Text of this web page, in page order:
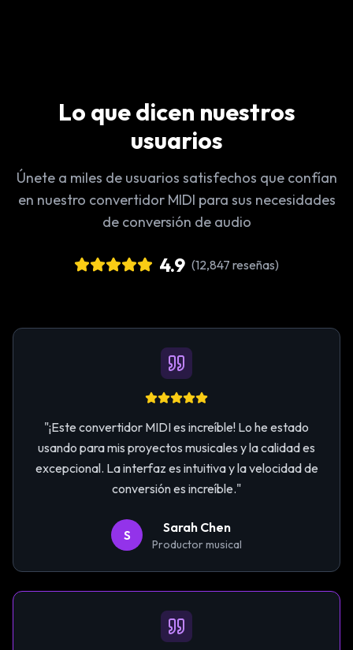
Lo que dicen nuestros
usuarios
Únete a miles de usuarios satisfechos que confían
en nuestro convertidor MIDI para sus necesidades
de conversión de audio
4.9 (12,847 reseñas)
"¡Este convertidor MIDI es increíble! Lo he estado
usando para mis proyectos musicales y la calidad es
excepcional. La interfaz es intuitiva y la velocidad de
conversión es increíble."
S Sarah Chen
Productor musical